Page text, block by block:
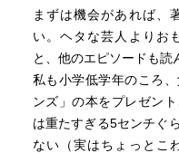
まずは機会があれば、
い。ヘタな芸人よりお
と、他のエピソードも読
私も小学低学年のころ
ンズ」の本をプレゼン
は重たすぎる5センチぐ
ない（実はちょっとこ